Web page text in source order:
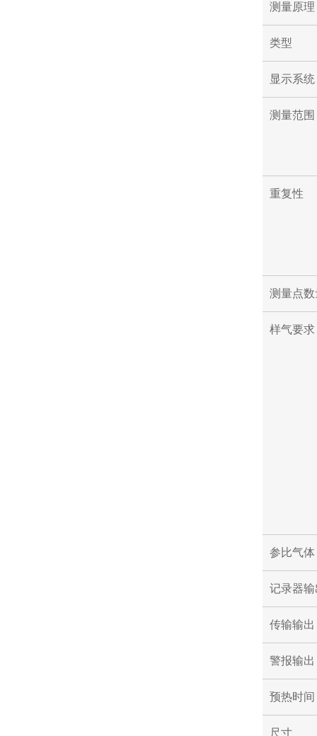
测量原理
类型
显示系统
测量范围
重复性
测量点数
样气要求
参比气体
记录器输
传输输出
警报输出
预热时间
尺寸